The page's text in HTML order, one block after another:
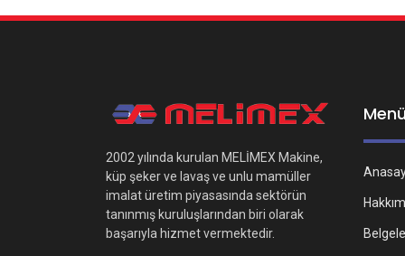
2002 yılında kurulan MELİMEX Makine,
küp şeker ve lavaş ve unlu mamüller
imalat üretim piyasasında sektörün
tanınmış kuruluşlarından biri olarak
başarıyla hizmet vermektedir.